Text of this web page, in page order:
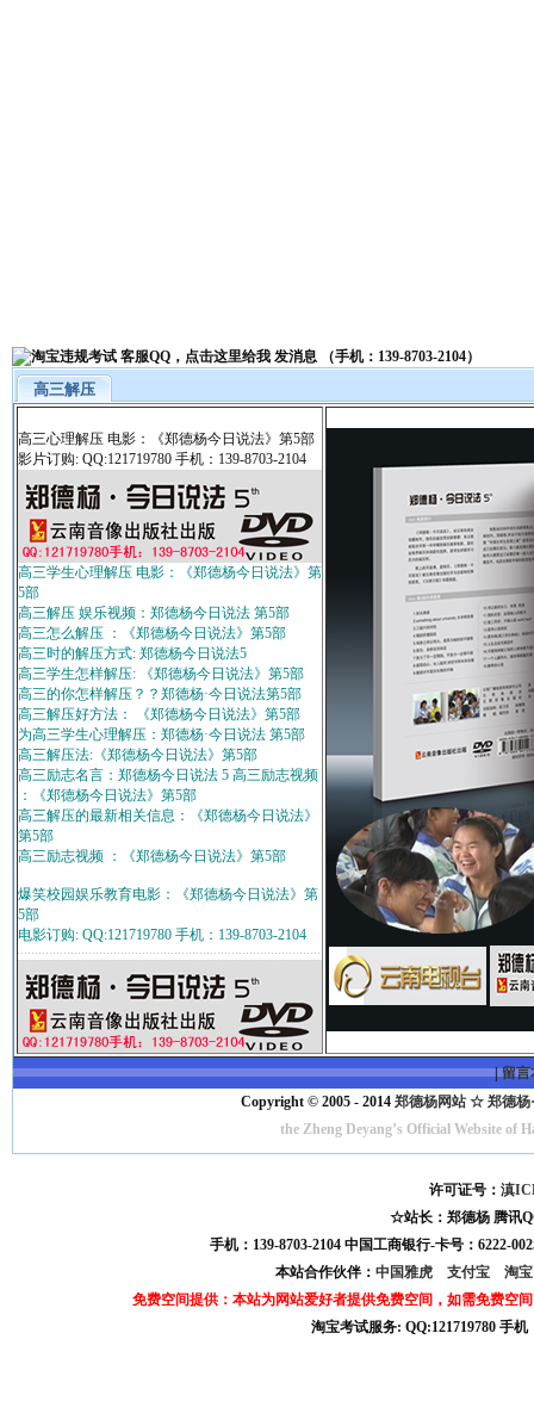
高三解压
高三心理解压 电影：《郑德杨今日说法》第5部
影片订购: QQ:121719780 手机：139-8703-2104
高三学生心理解压 电影：《郑德杨今日说法》第
5部
高三解压 娱乐视频：郑德杨今日说法 第5部
高三怎么解压 ：《郑德杨今日说法》第5部
高三时的解压方式: 郑德杨今日说法5
高三学生怎样解压: 《郑德杨今日说法》第5部
高三的你怎样解压？？郑德杨·今日说法第5部
高三解压好方法： 《郑德杨今日说法》第5部
为高三学生心理解压：郑德杨·今日说法 第5部
高三解压法:《郑德杨今日说法》第5部
高三励志名言：郑德杨今日说法 5 高三励志视频
：《郑德杨今日说法》第5部
高三解压的最新相关信息：《郑德杨今日说法》
第5部
高三励志视频 ：《郑德杨今日说法》第5部
爆笑校园娱乐教育电影：《郑德杨今日说法》第
5部
电影订购: QQ:121719780 手机：139-8703-2104
|留言
Copyright © 2005 - 2014 郑德杨网站 ☆ 郑德杨
the Zheng Deyang’s Official Website
许可证号：滇
☆站长：郑德杨 腾讯
手机：139-8703-2104 中国工商银行-卡号：6222-
本站合作伙伴： 中国雅虎 支付宝
淘
免费空间提供：本站为网站爱好者提供免费空间，如需免费空
淘宝考试服务: QQ:121719780 手